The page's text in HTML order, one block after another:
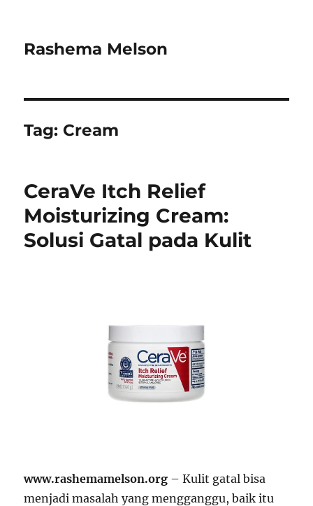
Rashema Melson
Tag: Cream
CeraVe Itch Relief
Moisturizing Cream:
Solusi Gatal pada Kulit
www.rashemamelson.org – Kulit gatal bisa
menjadi masalah yang mengganggu, baik itu